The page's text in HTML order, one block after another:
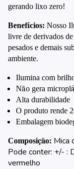
gerando lixo zero!
Benefícios: Nosso
livre de derivados
pesados e demais
ambiente.
Ilumina com
Não gera micropl
Alta durabilidade
O produto rende
Embalagem
Composição: Mica
Pode conter: +/- :
vermelho